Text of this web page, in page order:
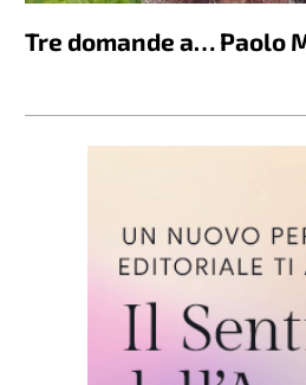
Tre domande a… Paolo